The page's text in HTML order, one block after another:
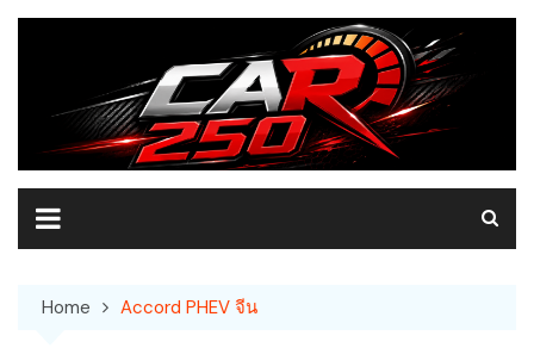
Skip
Home Accord PHEV จีน